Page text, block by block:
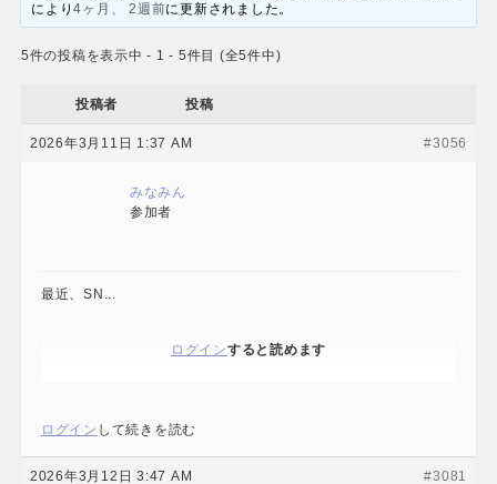
により4ヶ月、 2週前に更新されました。
5件の投稿を表示中 - 1 - 5件目 (全5件中)
投稿者 投稿
2026年3月11日 1:37 AM #3056
みなみん
参加者
最近、SN...
ログインすると読めます
ログイン して続きを読む
2026年3月12日 3:47 AM #3081